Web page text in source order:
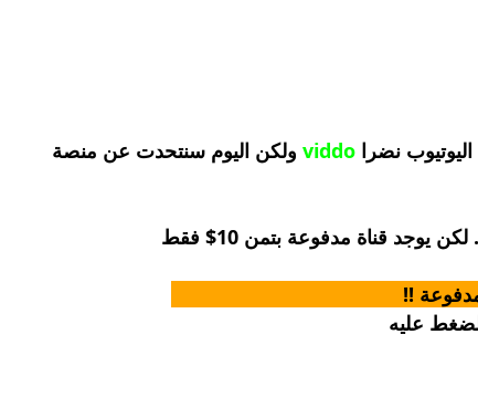
viddo
قناة مدفوعة بتمن 10$ فقط
عليه